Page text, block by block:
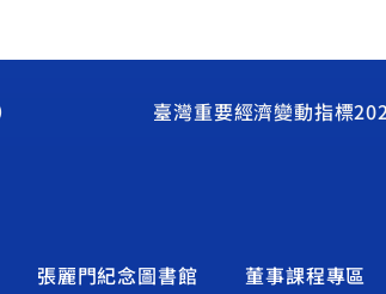
臺灣重要經濟變動指標
張麗門紀念圖書館 董事課程專區